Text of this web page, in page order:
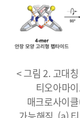
< 그림 2. 고대
티오아마
매크로사이